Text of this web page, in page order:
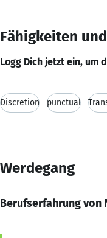
Fähigkeiten
Logg Dich jetzt ein, um
Discretion punctual
Werdegang
Berufserfahrung von